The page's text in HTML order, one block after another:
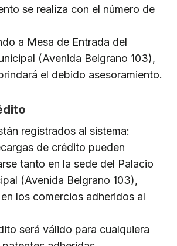
se realiza con el número de
a Mesa de Entrada del
(Avenida Belgrano 103),
el debido asesoramiento.
registrados al sistema:
de crédito pueden
tanto en la sede del Palacio
(Avenida Belgrano 103),
los comercios adheridos al
será válido para cualquiera